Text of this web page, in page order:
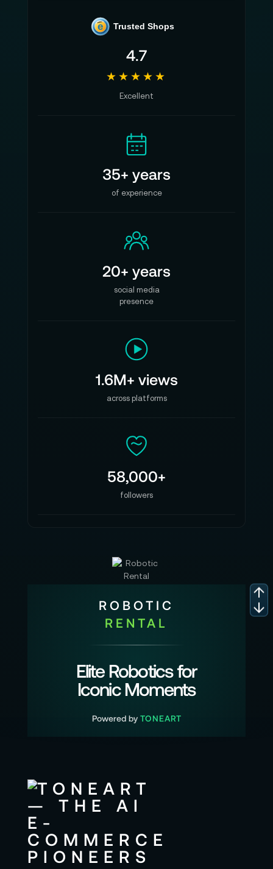
e Trusted Shops
4.7
★★★★★
Excellent
35+ years
of experience
20+ years
social media
presence
1.6M+ views
across platforms
58,000+
followers
ROBOTIC
RENTAL
Elite Robotics for
Iconic Moments
Powered by TONEART